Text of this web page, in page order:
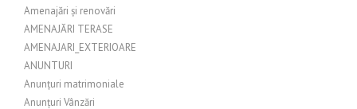
Amenajări și renovări
AMENAJĂRI TERASE
AMENAJARI_EXTERIOARE
ANUNTURI
Anunțuri matrimoniale
Anunțuri Vânzări